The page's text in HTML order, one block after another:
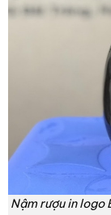
Nậm rượu in logo